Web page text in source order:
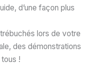
d’une façon plus
lors de votre
des démonstrations
!